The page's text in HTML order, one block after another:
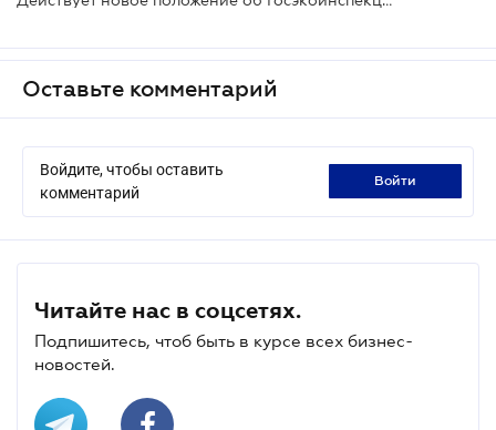
Оставьте комментарий
Войдите, чтобы оставить
комментарий
войти
Читайте нас в соцсетях.
Подпишитесь, чтоб быть в курсе всех бизнес-
новостей.